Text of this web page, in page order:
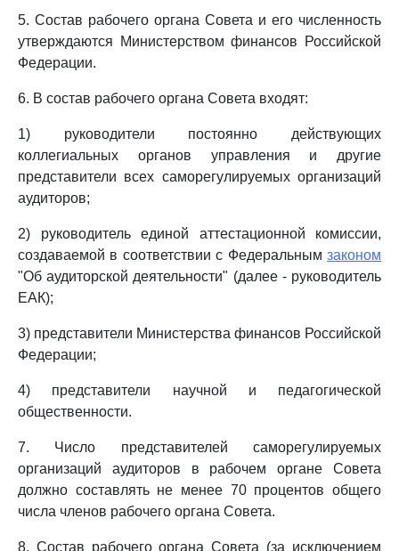
5. Состав рабочего органа Совета и его численность
утверждаются Министерством финансов Российской
Федерации.
6. В состав рабочего органа Совета входят:
1) руководители постоянно действующих
коллегиальных органов управления и другие
представители всех саморегулируемых организаций
аудиторов;
2) руководитель единой аттестационной комиссии,
создаваемой в соответствии с Федеральным законом
"Об аудиторской деятельности" (далее - руководитель
ЕАК);
3) представители Министерства финансов Российской
Федерации;
4) представители научной и педагогической
общественности.
7. Число представителей саморегулируемых
организаций аудиторов в рабочем органе Совета
должно составлять не менее 70 процентов общего
числа членов рабочего органа Совета.
8. Состав рабочего органа Совета (за исключением